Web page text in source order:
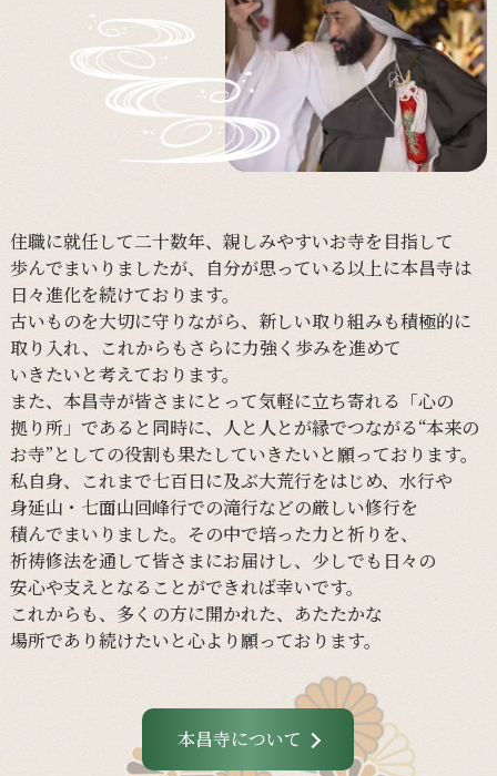
住職に就任して二十数年、 親しみやすいお寺を目指して
歩んでまいりましたが、 自分が思っている以上に本昌寺は
日々進化を続けております。
古いものを大切に守りながら、 新しい取り組みも積極的に
取り入れ、
これからも さらに力強く 歩みを進めて
いきたいと考えております。
また、 本昌寺が皆さまにとって気軽に立ち寄れる 「心の
拠り所」であると同時に、 人と 人とが縁でつながる“本来の
お寺”と しての役割も果たしていきたいと願っております。
私自身、
これまで七百日に及ぶ大荒行をはじめ、 水行や
身延山・ 七面山回峰行での滝行などの厳しい修行を
積んでまいりました。 その中で培った力と祈りを、
祈祷修法を通して皆さまにお届けし、 少しでも 日々の
安心や支えとなる ことができれば幸いです。
これからも、 多くの方に開かれた、 あたたかな
場所であり続けたいと心より願っております。
本昌寺について